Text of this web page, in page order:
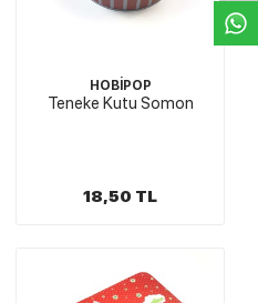
HOBİPOP
Teneke Kutu Somon
18,50 TL